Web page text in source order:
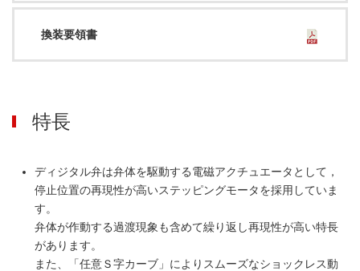
換装要領書
特長
ディジタル弁は弁体を駆動する電磁アクチュエータとして，
停止位置の再現性が高いステッピングモータを採用していま
す。
弁体が作動する過渡現象も含めて繰り返し再現性が高い特長
があります。
また、「任意Ｓ字カーブ」によりスムーズなショックレス動